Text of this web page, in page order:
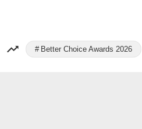
Better Choice Awards 2026